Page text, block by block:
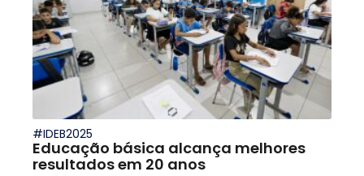
#IDEB2025
Educação básica alcança melhores
resultados em 20 anos